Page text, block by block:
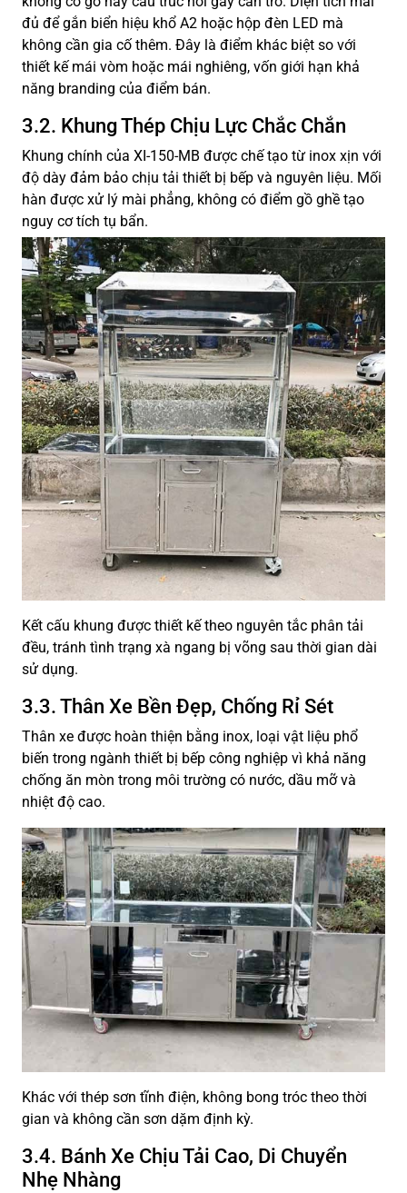
đủ để gắn biển hiệu khổ A2 hoặc hộp đèn LED mà
không cần gia cố thêm. Đây là điểm khác biệt so với
thiết kế mái vòm hoặc mái nghiêng, vốn giới hạn khả
năng branding của điểm bán.
3.2. Khung Thép Chịu Lực Chắc Chắn
Khung chính của XI-150-MB được chế tạo từ inox xịn với
độ dày đảm bảo chịu tải thiết bị bếp và nguyên liệu. Mối
hàn được xử lý mài phẳng, không có điểm gồ ghề tạo
nguy cơ tích tụ bẩn.
Kết cấu khung được thiết kế theo nguyên tắc phân tải
đều, tránh tình trạng xà ngang bị võng sau thời gian dài
sử dụng.
3.3. Thân Xe Bền Đẹp, Chống Rỉ Sét
Thân xe được hoàn thiện bằng inox, loại vật liệu phổ
biến trong ngành thiết bị bếp công nghiệp vì khả năng
chống ăn mòn trong môi trường có nước, dầu mỡ và
nhiệt độ cao.
Khác với thép sơn tĩnh điện, không bong tróc theo thời
gian và không cần sơn dặm định kỳ.
3.4. Bánh Xe Chịu Tải Cao, Di Chuyển
Nhẹ Nhàng